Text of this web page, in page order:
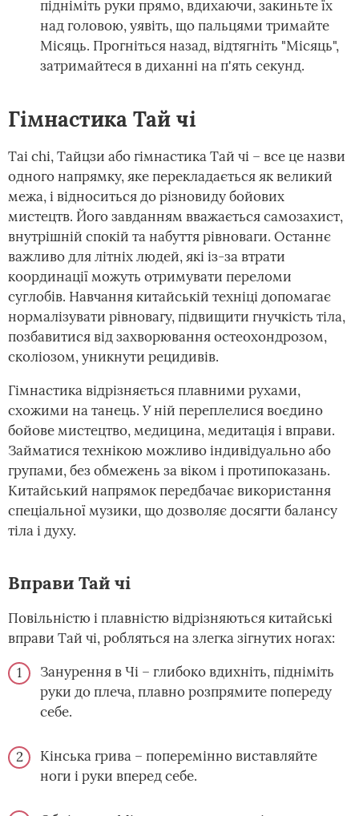
підніміть руки прямо, вдихаючи, закиньте їх
над головою, уявіть, що пальцями тримайте
Місяць. Прогніться назад, відтягніть "Місяць",
затримайтеся в диханні на п'ять секунд.
Гімнастика Тай чі
Tai chi, Тайцзи або гімнастика Тай чі – все це назви
одного напрямку, яке перекладається як великий
межа, і відноситься до різновиду бойових
мистецтв. Його завданням вважається самозахист,
внутрішній спокій та набуття рівноваги. Останнє
важливо для літніх людей, які із-за втрати
координації можуть отримувати переломи
суглобів. Навчання китайській техніці допомагає
нормалізувати рівновагу, підвищити гнучкість тіла,
позбавитися від захворювання остеохондрозом,
сколіозом, уникнути рецидивів.
Гімнастика відрізняється плавними рухами,
схожими на танець. У ній переплелися воєдино
бойове мистецтво, медицина, медитація і вправи.
Займатися технікою можливо індивідуально або
групами, без обмежень за віком і протипоказань.
Китайський напрямок передбачає використання
спеціальної музики, що дозволяє досягти балансу
тіла і духу.
Вправи Тай чі
Повільністю і плавністю відрізняються китайські
вправи Тай чі, робляться на злегка зігнутих ногах:
Занурення в Чі – глибоко вдихніть, підніміть
руки до плеча, плавно розпрямите попереду
себе.
Кінська грива – поперемінно виставляйте
ноги і руки вперед себе.